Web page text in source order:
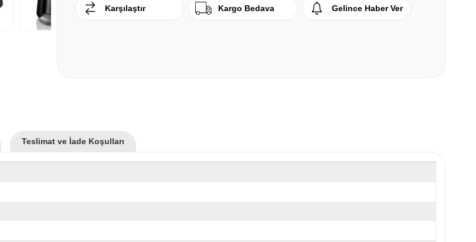
Karşılaştır Kargo Bedava Gelince Haber Ver
Teslimat ve İade Koşulları